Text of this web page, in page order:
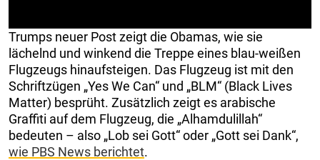
Trumps neuer Post zeigt die Obamas, wie sie
lächelnd und winkend die Treppe eines blau-weißen
Flugzeugs hinaufsteigen. Das Flugzeug ist mit den
Schriftzügen „Yes We Can“ und „BLM“ (Black Lives
Matter) besprüht. Zusätzlich zeigt es arabische
Graffiti auf dem Flugzeug, die „Alhamdulillah“
bedeuten – also „Lob sei Gott“ oder „Gott sei Dank“,
wie PBS News berichtet.